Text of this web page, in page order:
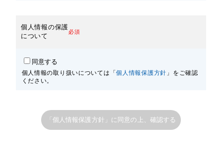
個人情報の保護
について
必須
同意する
個人情報の取り扱いについては「個人情報保護方針 」をご確認
ください。